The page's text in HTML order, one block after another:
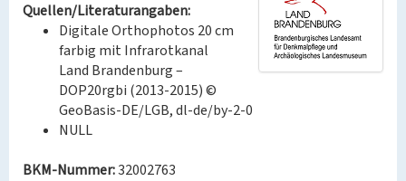
Quellen/Literaturangaben:
Digitale Orthophotos 20 cm
farbig mit Infrarotkanal
Land Brandenburg –
DOP20rgbi (2013-2015) ©
GeoBasis-DE/LGB, dl-de/by-2-0
NULL
BKM-Nummer:32002763